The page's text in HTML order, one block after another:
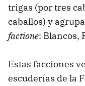
trigas (por tres
caballos) y
factione: Blancos,
Estas facciones
escuderías de la